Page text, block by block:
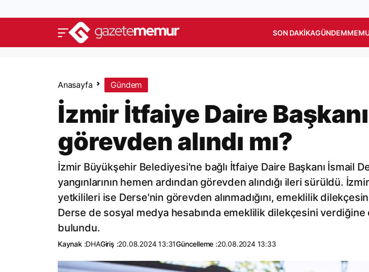
SON DAKIKAGÜNDEM
Anasayfa Gündem
İzmir İtfaiye Daire Başkanı
görevden alındı mı?
İzmir Büyükşehir Belediyesi'ne bağlı İtfaiye Daire Başkanı İsmail
yangınlarının hemen ardından görevden alındığı ileri sürüldü.
yetkilileri ise Derse'nin görevden alınmadığını, emeklilik
Derse de sosyal medya hesabında emeklilik dilekçesini verdiğine
bulundu.
Kaynak :DHAGiriş :20.08.2024 13:31Güncelleme :20.08.2024 13:33